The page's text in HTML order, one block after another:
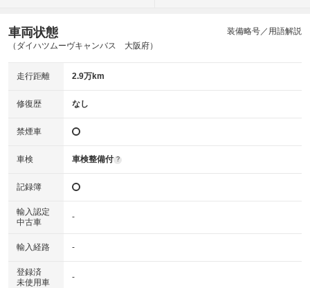
車両状態
（ダイハツムーヴキャンバス 大阪府）
装備略号／用語解説
走行距離 2.9万km
修復歴 なし
禁煙車
車検 車検整備付 ?
記録簿
輸入認定
中古車
-
輸入経路 -
登録済
未使用車
-